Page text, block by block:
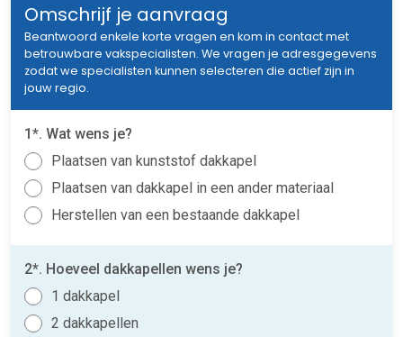
Omschrijf je aanvraag
Beantwoord enkele korte vragen en kom in contact met
betrouwbare vakspecialisten. We vragen je adresgegevens
zodat we specialisten kunnen selecteren die actief zijn in
jouw regio.
1*. Wat wens je?
Plaatsen van kunststof dakkapel
Plaatsen van dakkapel in een ander materiaal
Herstellen van een bestaande dakkapel
2*. Hoeveel dakkapellen wens je?
1 dakkapel
2 dakkapellen